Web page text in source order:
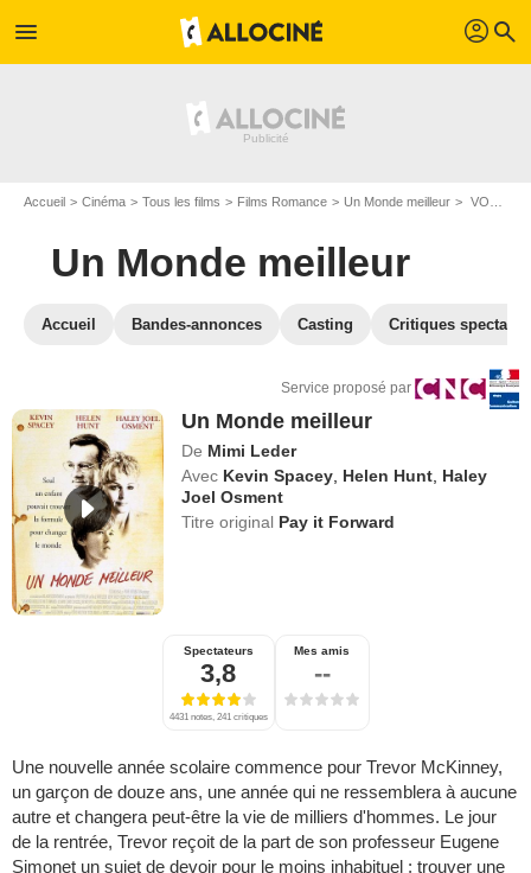
menu profil search
Accueil Cinéma Tous les films Films Romance Un Monde meilleur VOD Un Monde meilleur
Un Monde meilleur
Accueil Bandes-annonces Casting Critiques
Service proposé par
Un Monde meilleur
De Mimi Leder
Avec Kevin Spacey Helen Hunt Haley
Joel Osment
Titre original Pay it Forward
Spectateurs
3,8
4431 notes, 241 critiques
Mes amis
--
Une nouvelle année scolaire commence pour Trevor McKinney,
un garçon de douze ans, une année qui ne ressemblera à aucune
autre et changera peut-être la vie de milliers d'hommes. Le jour
de la rentrée, Trevor reçoit de la part de son professeur Eugene
Simonet un sujet de devoir pour le moins inhabituel : trouver une